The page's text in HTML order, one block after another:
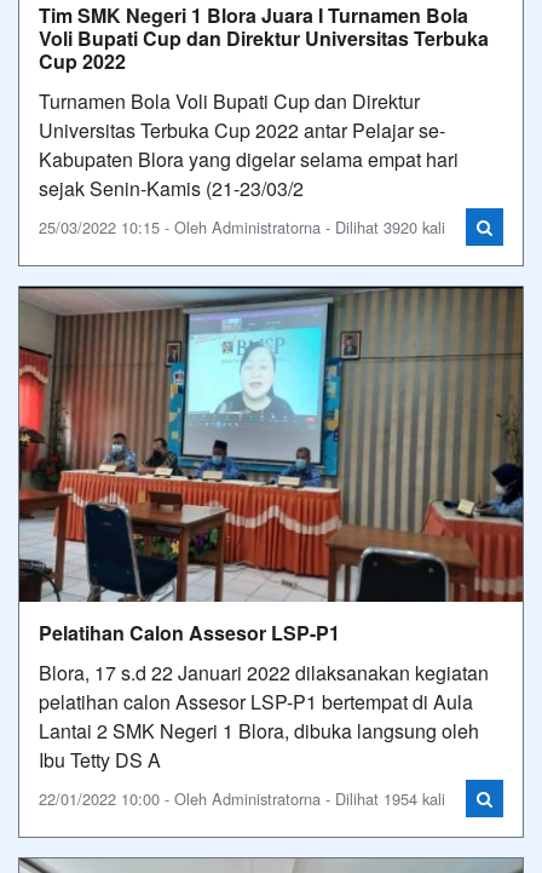
Tim SMK Negeri 1 Blora Juara I Turnamen Bola
Voli Bupati Cup dan Direktur Universitas Terbuka
Cup 2022
Turnamen Bola Voli Bupati Cup dan Direktur
Universitas Terbuka Cup 2022 antar Pelajar se-
Kabupaten Blora yang digelar selama empat hari
sejak Senin-Kamis (21-23/03/2
25/03/2022 10:15 - Oleh Administratorna - Dilihat 3920 kali
Pelatihan Calon Assesor LSP-P1
Blora, 17 s.d 22 Januari 2022 dilaksanakan kegiatan
pelatihan calon Assesor LSP-P1 bertempat di Aula
Lantai 2 SMK Negeri 1 Blora, dibuka langsung oleh
Ibu Tetty DS A
22/01/2022 10:00 - Oleh Administratorna - Dilihat 1954 kali